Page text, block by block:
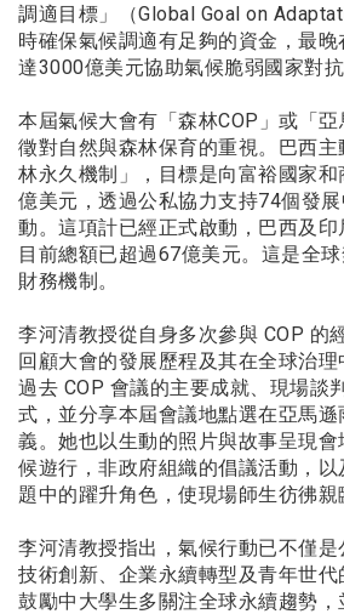
調適目標」（Global Goal on
時確保氣候調適有足夠的資金，最
達3000億美元協助氣候脆弱國家對抗
本屆氣候大會有「森林COP」或「亞
徵對自然與森林保育的重視。巴西
林永久機制」，目標是向富裕國家
億美元，透過公私協力支持74個發
動。這項計已經正式啟動，巴西及印
目前總額已超過67億美元。這是全
財務機制。
李河清教授從自身多次參與 COP 的
回顧大會的發展歷程及其在全球治
過去 COP 會議的主要成就、現場談
式，並分享本屆會議地點選在亞馬
義。她也以生動的照片與故事呈現
候遊行，非政府組織的倡議活動，
題中的躍升角色，使現場師生彷彿親
李河清教授指出，氣候行動已不僅
技術創新、企業永續轉型及青年世
鼓勵中大學生多關注全球永續趨勢